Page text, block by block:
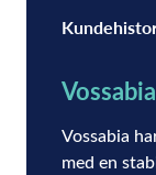
Vossabia
Vossabia
med en